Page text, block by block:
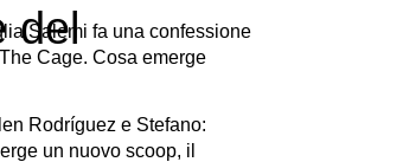
del
Salemi fa una confessione
Cage. Cosa emerge
Rodríguez e Stefano:
un nuovo scoop, il